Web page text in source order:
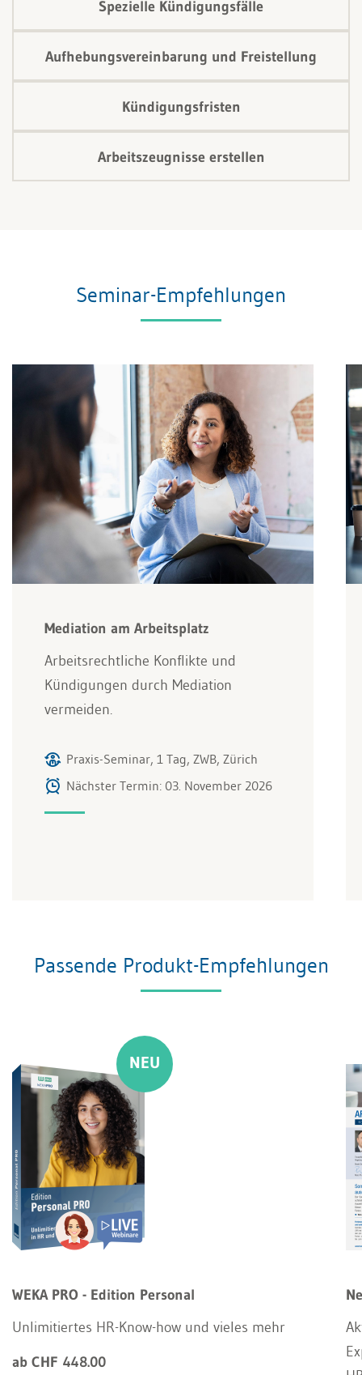
Spezielle Kündigungsfälle
Aufhebungsvereinbarung und Freistellung
Kündigungsfristen
Arbeitszeugnisse erstellen
Seminar-Empfehlungen
Mediation am Arbeitsplatz
Arbeitsrechtliche Konflikte und
Kündigungen durch Mediation
vermeiden.
Praxis-Seminar, 1 Tag, ZWB, Zürich
Nächster Termin: 03. November 2026
Passende Produkt-Empfehlungen
WEKA PRO - Edition Personal
Unlimitiertes HR-Know-how und vieles mehr
ab CHF 448.00